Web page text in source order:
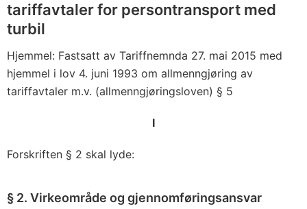
tariffavtaler for persontransport med
turbil
Hjemmel: Fastsatt av Tariffnemnda 27. mai 2015 med
hjemmel i lov 4. juni 1993 om allmenngjøring av
tariffavtaler m.v. (allmenngjøringsloven) § 5
I
Forskriften § 2 skal lyde:
§ 2. Virkeområde og gjennomføringsansvar